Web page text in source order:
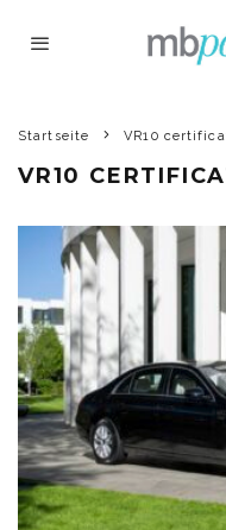
Startseite VR10
VR10